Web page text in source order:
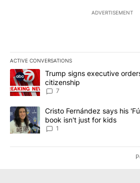
ADVERTISEMENT
ACTIVE CONVERSATIONS
The following is a list of the most
A trending article titled "Trump signs
Trump signs executive
citizenship
7
A trending article titled "Cristo
Cristo Fernández says his
book isn't just for kids
1